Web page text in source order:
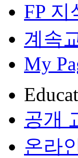
FP 지
계속
My
공개
온라